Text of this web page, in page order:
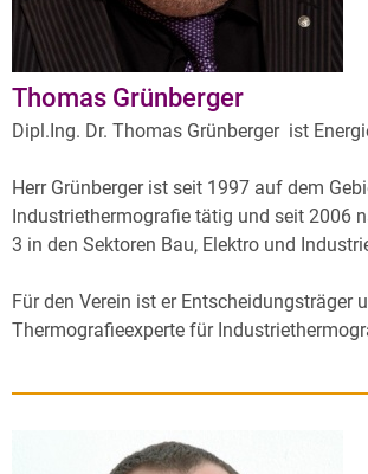
Thomas Grünberger
Dipl.Ing. Dr. Thomas Grünberger ist
Herr Grünberger ist seit 1997 auf dem
Industriethermografie tätig und seit 2006
3 in den Sektoren Bau, Elektro und
Für den Verein ist er Entscheidungsträger
Thermografieexperte für